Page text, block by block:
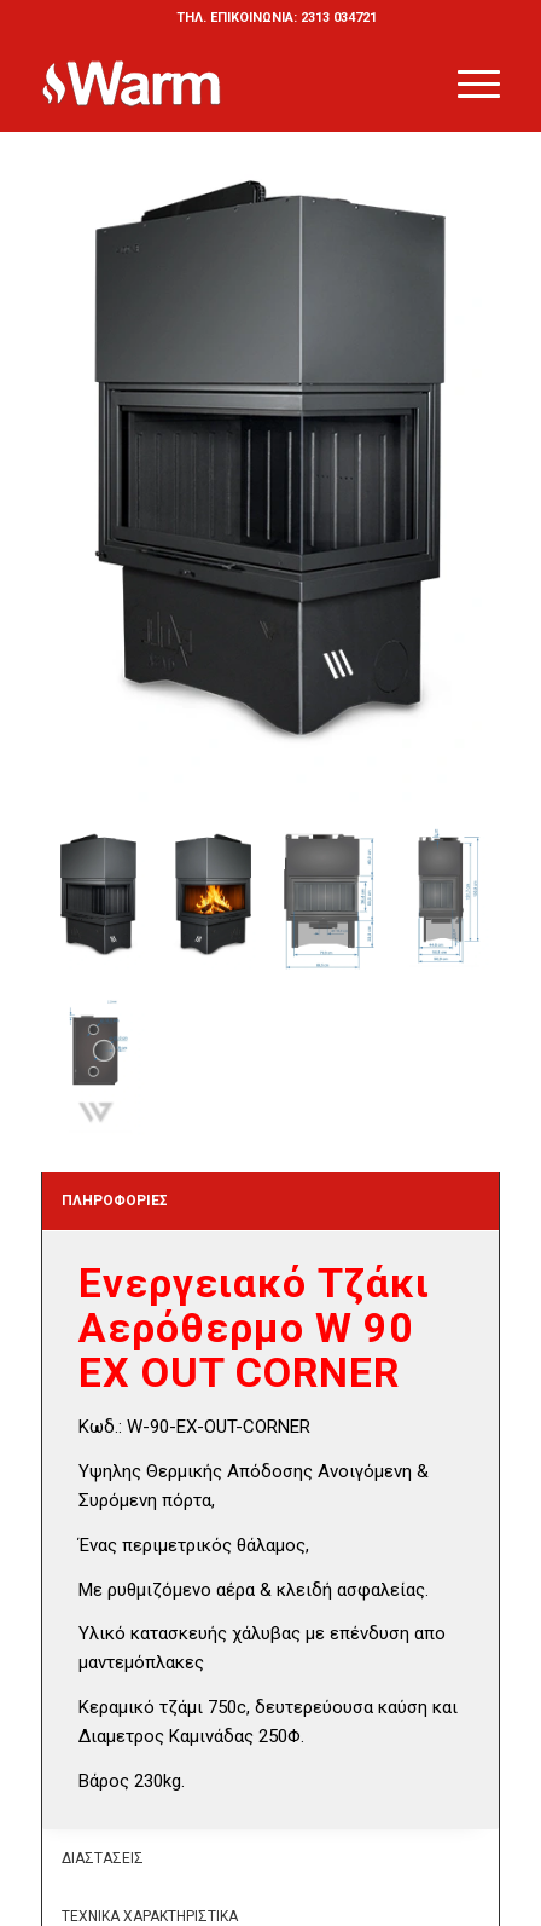
ΤΗΛ. ΕΠΙΚΟΙΝΩΝΙΑ: 2313 034721
ΠΛΗΡΟΦΟΡΙΕΣ
Ενεργειακό Τζάκι
Αερόθερμο W 90
EX OUT CORNER
Κωδ.: W-90-EX-OUT-CORNER
Υψηλης Θερμικής Απόδοσης Ανοιγόμενη &
Συρόμενη πόρτα,
Ένας περιμετρικός θάλαμος,
Με ρυθμιζόμενο αέρα & κλειδή ασφαλείας.
Υλικό κατασκευής χάλυβας με επένδυση απο
μαντεμόπλακες
Κεραμικό τζάμι 750c, δευτερεύουσα καύση και
Διαμετρος Καμινάδας 250Φ.
Βάρος 230kg.
ΔΙΑΣΤΑΣΕΙΣ
ΤΕΧΝΙΚΑ ΧΑΡΑΚΤΗΡΙΣΤΙΚΑ